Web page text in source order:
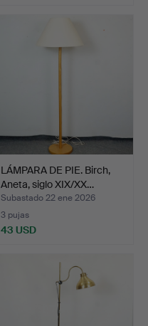
LÁMPARA DE PIE. Birch,
Aneta, siglo XIX/XX…
Subastado 22 ene 2026
3 pujas
43 USD